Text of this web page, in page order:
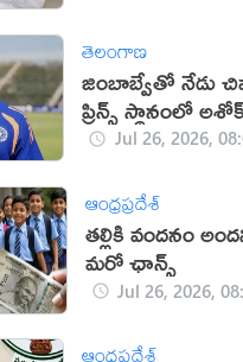
తెలంగాణ
జింబాబ్వేతో నేడు
ప్రిన్స్ స్థానంలో
Jul 26, 2026,
ఆంధ్రప్రదేశ్
తల్లికి వందనం
మరో ఛాన్స్
Jul 26, 2026,